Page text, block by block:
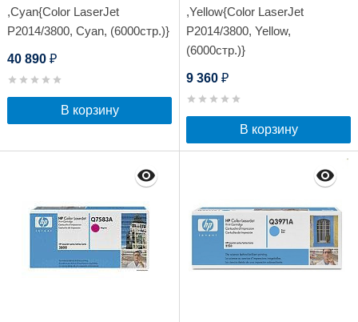
,Cyan{Color LaserJet
P2014/3800, Cyan, (6000стр.)}
40 890 ₽
В корзину
,Yellow{Color LaserJet
P2014/3800, Yellow,
(6000стр.)}
9 360 ₽
В корзину